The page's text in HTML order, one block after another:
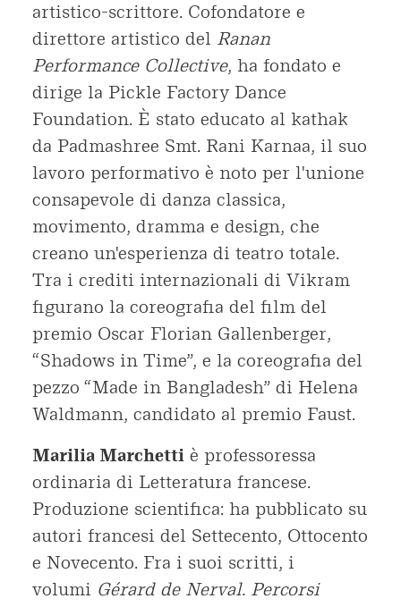
artistico-scrittore. Cofondatore e
direttore artistico del Ranan
Performance Collective, ha fondato e
dirige la Pickle Factory Dance
Foundation. È stato educato al kathak
da Padmashree Smt. Rani Karnaa, il suo
lavoro performativo è noto per l'unione
consapevole di danza classica,
movimento, dramma e design, che
creano un'esperienza di teatro totale.
Tra i crediti internazionali di Vikram
figurano la coreografia del film del
premio Oscar Florian Gallenberger,
“Shadows in Time”, e la coreografia del
pezzo “Made in Bangladesh” di Helena
Waldmann, candidato al premio Faust.
Marilia Marchetti è professoressa
ordinaria di Letteratura francese.
Produzione scientifica: ha pubblicato su
autori francesi del Settecento, Ottocento
e Novecento. Fra i suoi scritti, i
volumi Gérard de Nerval. Percorsi